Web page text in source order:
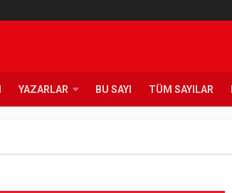
YAZARLAR BU SAYI TÜM SAYILAR